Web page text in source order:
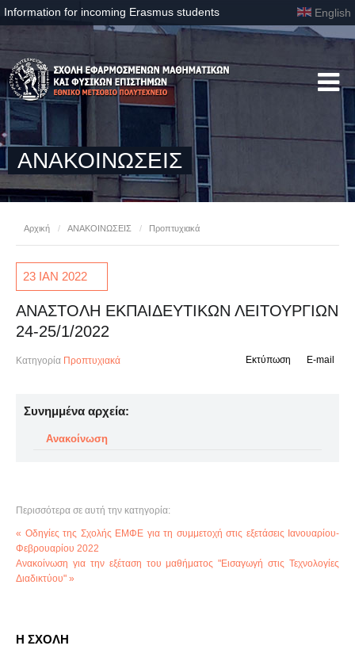
Information for incoming Erasmus students English
ΑΝΑΚΟΙΝΩΣΕΙΣ
Αρχική / ΑΝΑΚΟΙΝΩΣΕΙΣ / Προπτυχιακά
23 ΙΑΝ 2022
ΑΝΑΣΤΟΛΗ ΕΚΠΑΙΔΕΥΤΙΚΩΝ ΛΕΙΤΟΥΡΓΙΩΝ
24-25/1/2022
Κατηγορία Προπτυχιακά E-mail
Εκτύπωση
Συνημμένα αρχεία:
Ανακοίνωση
Περισσότερα σε αυτή την κατηγορία:
« Οδηγίες της Σχολής ΕΜΦΕ για τη συμμετοχή στις εξετάσεις Ιανουαρίου-
Φεβρουαρίου 2022
Ανακοίνωση για την εξέταση του μαθήματος "Εισαγωγή στις Τεχνολογίες
Διαδικτύου" »
Η ΣΧΟΛΗ